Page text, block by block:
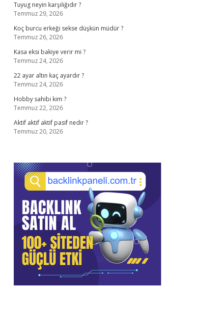
Tuyug neyin karşılığıdır ?
Temmuz 29, 2026
Koç burcu erkeği sekse düşkün müdür ?
Temmuz 26, 2026
Kasa eksi bakiye verir mi ?
Temmuz 24, 2026
22 ayar altın kaç ayardır ?
Temmuz 24, 2026
Hobby sahibi kim ?
Temmuz 22, 2026
Aktif aktif aktif pasif nedir ?
Temmuz 20, 2026